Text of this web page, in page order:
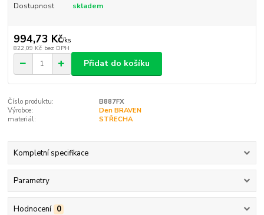
Dostupnost skladem
994,73 Kč/ks
822,09 Kč bez DPH
Přidat do košíku
Číslo produktu:
B887FX
Výrobce:
Den BRAVEN
materiál:
STŘECHA
Kompletní specifikace
Parametry
Hodnocení 0